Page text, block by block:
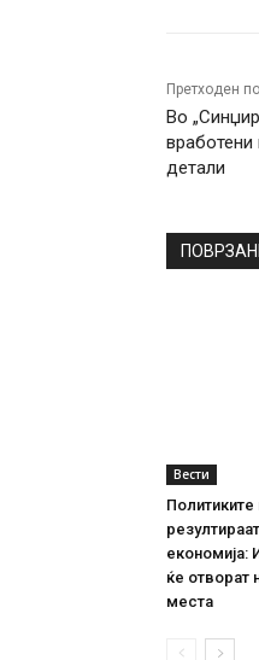
Претходен
Во
детали
Вести
Политиките
економија:
ќе отворат
места